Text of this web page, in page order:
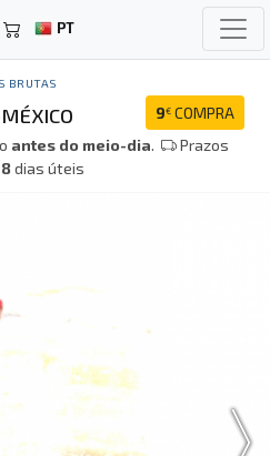
PT
BRUTAS
9€ COMPRA
antes do meio-dia.
Prazos
8dias úteis